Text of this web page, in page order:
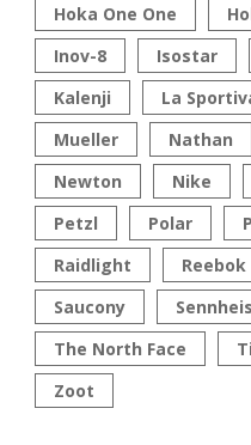
Hoka One One
Inov-8
Isostar
Kalenji
La
Mueller
Nathan
Newton
Nike
Petzl
Polar
Raidlight
Reebok
Saucony
The North Face
Zoot